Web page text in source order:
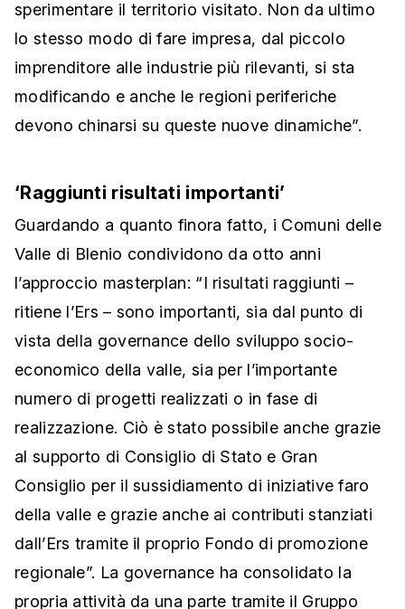
sperimentare il territorio visitato. Non da ultimo
lo stesso modo di fare impresa, dal piccolo
imprenditore alle industrie più rilevanti, si sta
modificando e anche le regioni periferiche
devono chinarsi su queste nuove dinamiche”.
‘Raggiunti risultati importanti’
Guardando a quanto finora fatto, i Comuni delle
Valle di Blenio condividono da otto anni
l’approccio masterplan: “I risultati raggiunti –
ritiene l’Ers – sono importanti, sia dal punto di
vista della governance dello sviluppo socio-
economico della valle, sia per l’importante
numero di progetti realizzati o in fase di
realizzazione. Ciò è stato possibile anche grazie
al supporto di Consiglio di Stato e Gran
Consiglio per il sussidiamento di iniziative faro
della valle e grazie anche ai contributi stanziati
dall’Ers tramite il proprio Fondo di promozione
regionale”. La governance ha consolidato la
propria attività da una parte tramite il Gruppo